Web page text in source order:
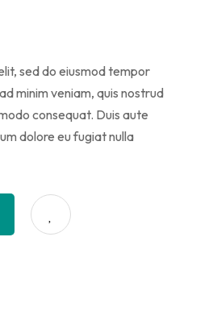
sed do eiusmod tempor
minim veniam, quis nostrud
consequat. Duis aute
dolore eu fugiat nulla